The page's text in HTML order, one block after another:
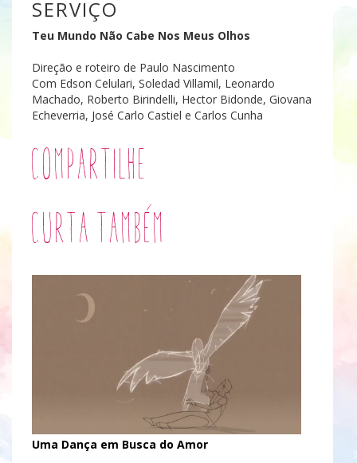
SERVIÇO
Teu Mundo Não Cabe Nos Meus Olhos
Direção e roteiro de Paulo Nascimento
Com Edson Celulari, Soledad Villamil, Leonardo
Machado, Roberto Birindelli, Hector Bidonde, Giovana
Echeverria, José Carlo Castiel e Carlos Cunha
Compartilhe
Curta também
Uma Dança em Busca do Amor